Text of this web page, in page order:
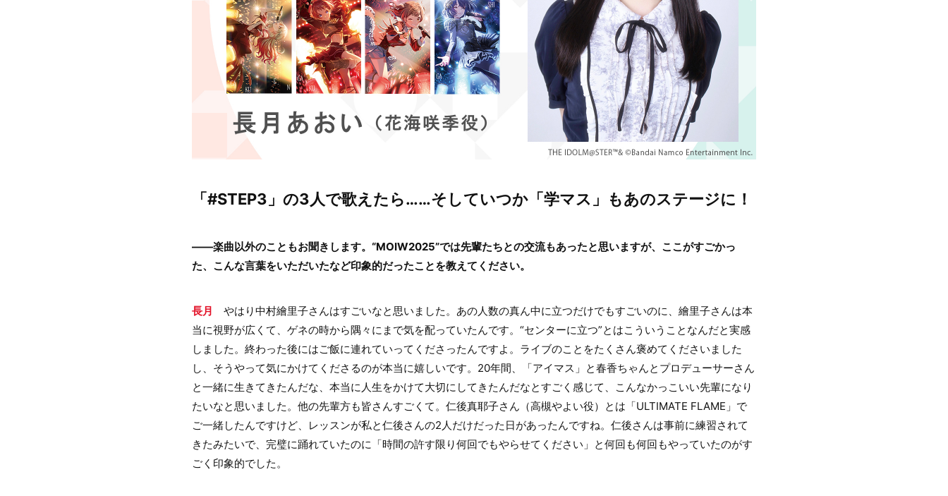
「#STEP3」の3人で歌えたら……そしていつか「学マス」もあのステージに！
――楽曲以外のこともお聞きします。“MOIW2025”では先輩たちとの交流もあったと思いますが、ここがすごかっ
た、こんな言葉をいただいたなど印象的だったことを教えてください。
長月
やはり中村繪里子さんはすごいなと思いました。あの人数の真ん中に立つだけでもすごいのに、繪里子さんは本
当に視野が広くて、ゲネの時から隅々にまで気を配っていたんです。“センターに立つ”とはこういうことなんだと実感
しました。終わった後にはご飯に連れていってくださったんですよ。ライブのことをたくさん褒めてくださいました
し、そうやって気にかけてくださるのが本当に嬉しいです。20年間、「アイマス」と春香ちゃんとプロデューサーさん
と一緒に生きてきたんだな、本当に人生をかけて大切にしてきたんだなとすごく感じて、こんなかっこいい先輩になり
たいなと思いました。他の先輩方も皆さんすごくて。仁後真耶子さん（高槻やよい役）とは「ULTIMATE FLAME」で
ご一緒したんですけど、レッスンが私と仁後さんの2人だけだった日があったんですね。仁後さんは事前に練習されて
きたみたいで、完璧に踊れていたのに「時間の許す限り何回でもやらせてください」と何回も何回もやっていたのがす
ごく印象的でした。